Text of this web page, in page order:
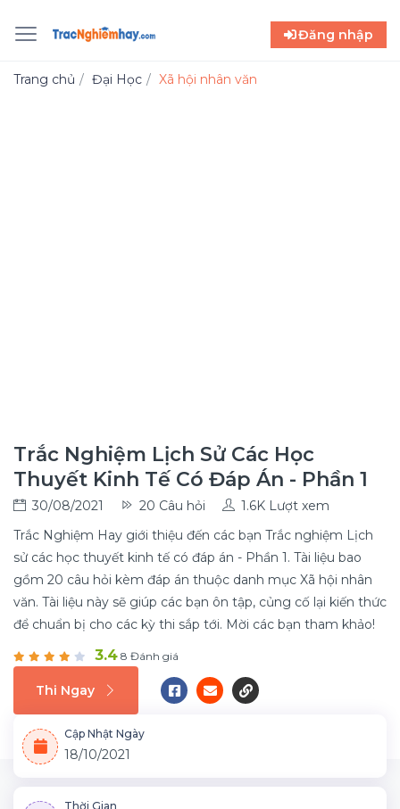
Đăng nhập
Trang chủ Đại Học Xã hội nhân văn
Trắc Nghiệm Lịch Sử Các Học
Thuyết Kinh Tế Có Đáp Án - Phần 1
30/08/2021 20 Câu hỏi
1.6K Lượt xem
Trắc Nghiệm Hay giới thiệu đến các bạn Trắc nghiệm Lịch
sử các học thuyết kinh tế có đáp án - Phần 1. Tài liệu bao
gồm 20 câu hỏi kèm đáp án thuộc danh mục Xã hội nhân
văn. Tài liệu này sẽ giúp các bạn ôn tập, củng cố lại kiến thức
để chuẩn bị cho các kỳ thi sắp tới. Mời các bạn tham khảo!
3.4 8 Đánh giá
Thi Ngay
Cập Nhật Ngày
18/10/2021
Thời Gian